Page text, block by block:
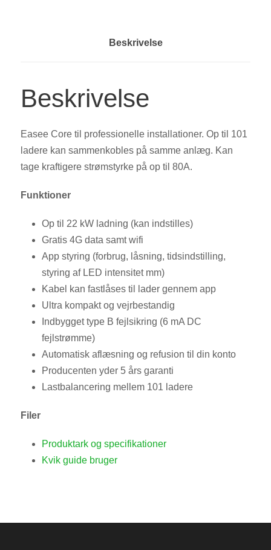
Beskrivelse
Beskrivelse
Easee Core til professionelle installationer. Op til 101
ladere kan sammenkobles på samme anlæg. Kan
tage kraftigere strømstyrke på op til 80A.
Funktioner
Op til 22 kW ladning (kan indstilles)
Gratis 4G data samt wifi
App styring (forbrug, låsning, tidsindstilling,
styring af LED intensitet mm)
Kabel kan fastlåses til lader gennem app
Ultra kompakt og vejrbestandig
Indbygget type B fejlsikring (6 mA DC
fejlstrømme)
Automatisk aflæsning og refusion til din konto
Producenten yder 5 års garanti
Lastbalancering mellem 101 ladere
Filer
Produktark og specifikationer
Kvik guide bruger